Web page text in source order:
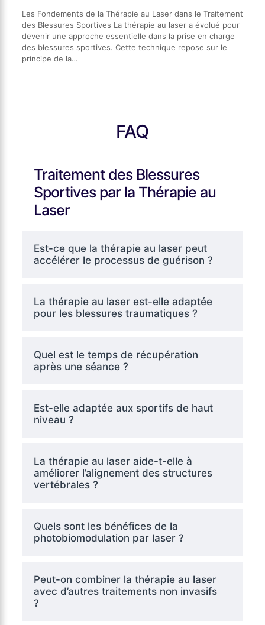
Les Fondements de la Thérapie au Laser dans le Traitement
des Blessures Sportives La thérapie au laser a évolué pour
devenir une approche essentielle dans la prise en charge
des blessures sportives. Cette technique repose sur le
principe de la…
FAQ
Traitement des Blessures
Sportives par la Thérapie au
Laser
Est-ce que la thérapie au laser peut
accélérer le processus de guérison ?
La thérapie au laser est-elle adaptée
pour les blessures traumatiques ?
Quel est le temps de récupération
après une séance ?
Est-elle adaptée aux sportifs de haut
niveau ?
La thérapie au laser aide-t-elle à
améliorer l’alignement des structures
vertébrales ?
Quels sont les bénéfices de la
photobiomodulation par laser ?
Peut-on combiner la thérapie au laser
avec d’autres traitements non invasifs
?